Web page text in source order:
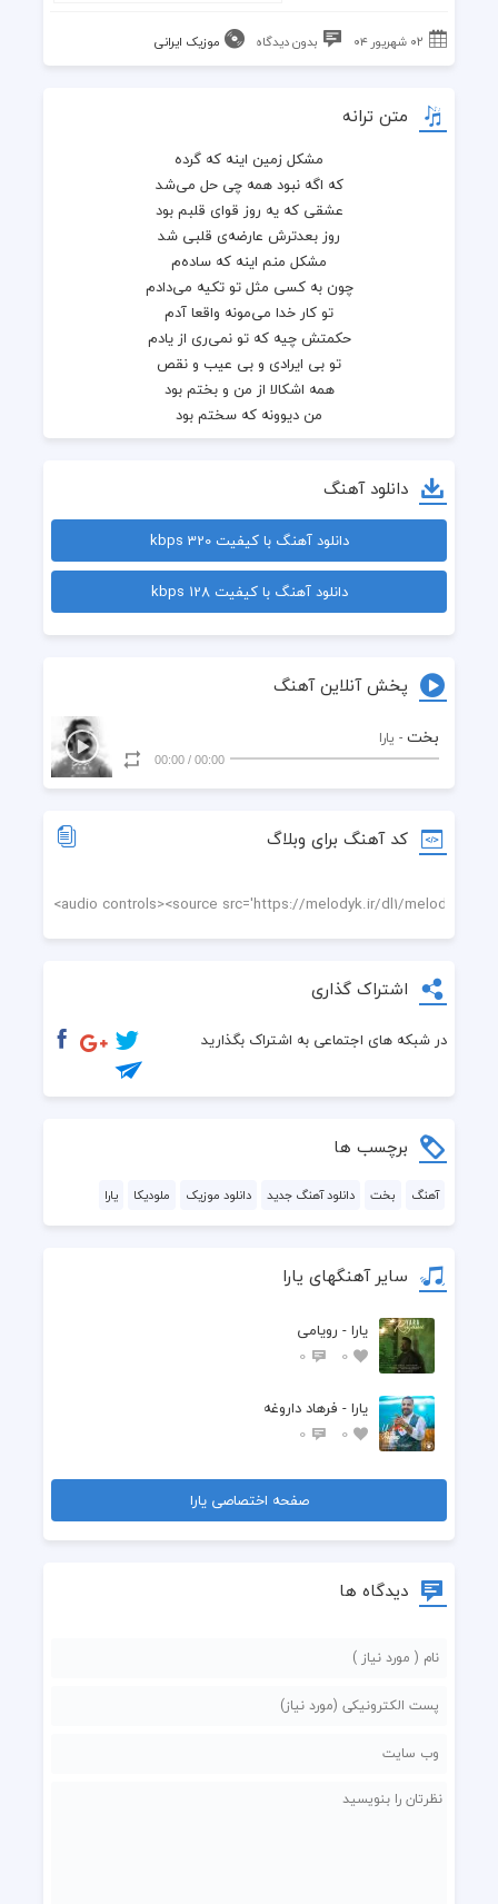
۰۲ شهریور ۰۴ بدون دیدگاه موزیک ایرانی
متن ترانه
یه روز میاد همین آدمای دورت
حتی جواب سلامتو ندن
همه اشکالا از من و بختم بود
دانلود آهنگ
دانلود آهنگ با کیفیت 320 kbps
دانلود آهنگ با کیفیت 128 kbps
پخش آنلاین آهنگ
بخت - یارا
00:00
/
00:00
کد آهنگ برای وبلاگ
اشتراک گذاری
در شبکه های اجتماعی به اشتراک بگذارید
برچسب ها
آهنگ بخت دانلود آهنگ جدید دانلود موزیک ملودیکا یارا
سایر آهنگهای یارا
یارا - رویامی
0
0
یارا - فرهاد داروغه
0
0
صفحه اختصاصی یارا
دیدگاه ها